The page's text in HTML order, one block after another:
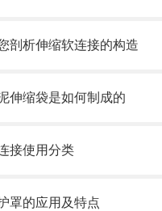
剖析伸缩软连接的构造
伸缩袋是如何制成的
接使用分类
罩的应用及特点